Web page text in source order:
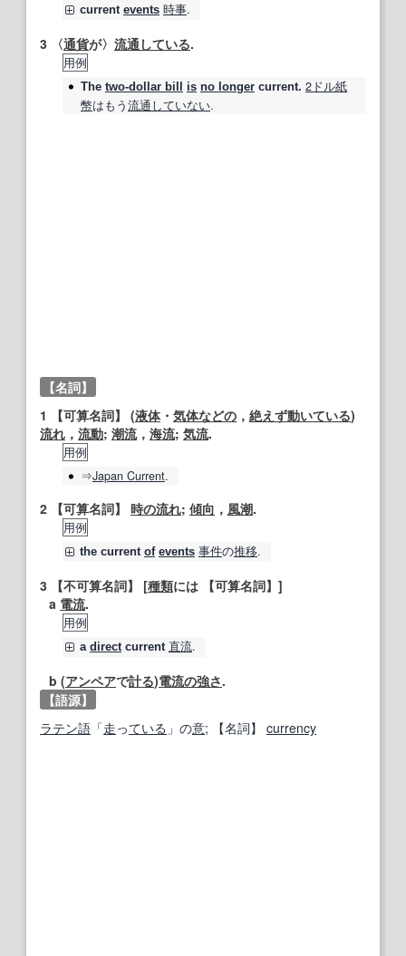
current events 時事.
3 〈通貨が〉 流通している.
用例
The two‐dollar bill is no longer current. 2ドル紙
幣はもう流通していない.
【名詞】
1
【可算名詞】 (液体・ 気体などの ， 絶えず動いている)
流れ ， 流動; 潮流， 海流; 気流.
用例
⇒Japan Current.
2 【可算名詞】 時の流れ; 傾向 ， 風潮.
用例
the current of events 事件の推移.
3 【不可算名詞】 [種類には 【可算名詞】 ]
a 電流.
用例
a direct current 直流.
b (アンペアで計る)電流の強さ.
【語源】
ラテン語 「走っている 」の意; 【名詞】 currency